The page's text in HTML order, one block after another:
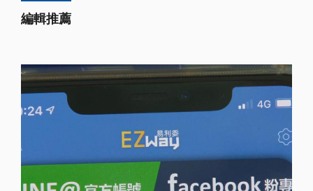
編輯推薦